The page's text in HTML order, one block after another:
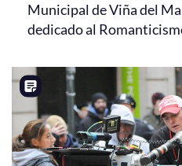
Municipal de Viña del
dedicado al